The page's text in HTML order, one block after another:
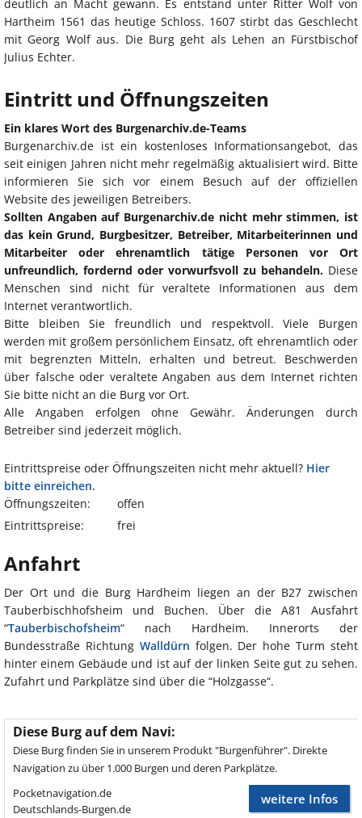
deutlich an Macht gewann. Es entstand unter Ritter Wolf von
Hartheim 1561 das heutige Schloss. 1607 stirbt das Geschlecht
mit Georg Wolf aus. Die Burg geht als Lehen an Fürstbischof
Julius Echter.
Eintritt und Öffnungszeiten
Ein klares Wort des Burgenarchiv.de-Teams
Burgenarchiv.de ist ein kostenloses Informationsangebot, das
seit einigen Jahren nicht mehr regelmäßig aktualisiert wird. Bitte
informieren Sie sich vor einem Besuch auf der offiziellen
Website des jeweiligen Betreibers.
Sollten Angaben auf Burgenarchiv.de nicht mehr stimmen, ist
das kein Grund, Burgbesitzer, Betreiber, Mitarbeiterinnen und
Mitarbeiter oder ehrenamtlich tätige Personen vor Ort
unfreundlich, fordernd oder vorwurfsvoll zu behandeln. Diese
Menschen sind nicht für veraltete Informationen aus dem
Internet verantwortlich.
Bitte bleiben Sie freundlich und respektvoll. Viele Burgen
werden mit großem persönlichem Einsatz, oft ehrenamtlich oder
mit begrenzten Mitteln, erhalten und betreut. Beschwerden
über falsche oder veraltete Angaben aus dem Internet richten
Sie bitte nicht an die Burg vor Ort.
Alle Angaben erfolgen ohne Gewähr. Änderungen durch
Betreiber sind jederzeit möglich.
Eintrittspreise oder Öffnungszeiten nicht mehr aktuell? Hier
bitte einreichen.
Öffnungszeiten:
offen
Eintrittspreise:
frei
Anfahrt
Der Ort und die Burg Hardheim liegen an der B27 zwischen
Tauberbischhofsheim und Buchen. Über die A81 Ausfahrt
“Tauberbischofsheim“ nach Hardheim. Innerorts der
Bundesstraße Richtung Walldürn folgen. Der hohe Turm steht
hinter einem Gebäude und ist auf der linken Seite gut zu sehen.
Zufahrt und Parkplätze sind über die “Holzgasse“.
Diese Burg auf dem Navi:
Diese Burg finden Sie in unserem Produkt "Burgenführer". Direkte
Navigation zu über 1.000 Burgen und deren Parkplätze.
Pocketnavigation.de
Deutschlands-Burgen.de
weitere Infos